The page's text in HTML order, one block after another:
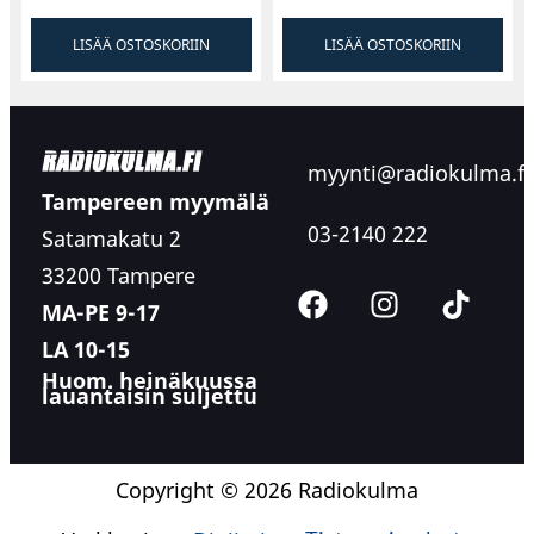
LISÄÄ OSTOSKORIIN LISÄÄ OSTOSKORIIN
Tampereen myymälä
Satamakatu 2
33200 Tampere
MA-PE 9-17
LA 10-15
Huom. heinäkuussa
lauantaisin suljettu
myynti@radiokulma.fi
03-2140 222
Copyright © 2026 Radiokulma